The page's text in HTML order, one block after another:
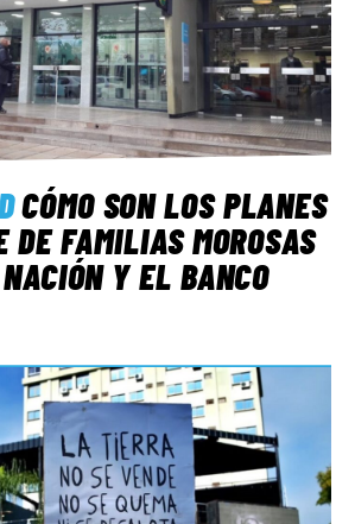
CÓMO SON LOS PLANES
DE FAMILIAS MOROSAS
Y EL BANCO